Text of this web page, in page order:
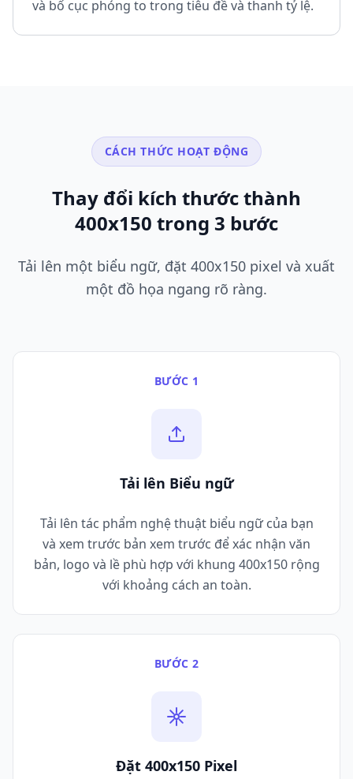
và bố cục phóng to trong tiêu đề và thanh tỷ lệ.
CÁCH THỨC HOẠT ĐỘNG
Thay đổi kích thước thành
400x150 trong 3 bước
Tải lên một biểu ngữ, đặt 400x150 pixel và xuất
một đồ họa ngang rõ ràng.
BƯỚC 1
Tải lên Biểu ngữ
Tải lên tác phẩm nghệ thuật biểu ngữ của bạn
và xem trước bản xem trước để xác nhận văn
bản, logo và lề phù hợp với khung 400x150 rộng
với khoảng cách an toàn.
BƯỚC 2
Đặt 400x150 Pixel